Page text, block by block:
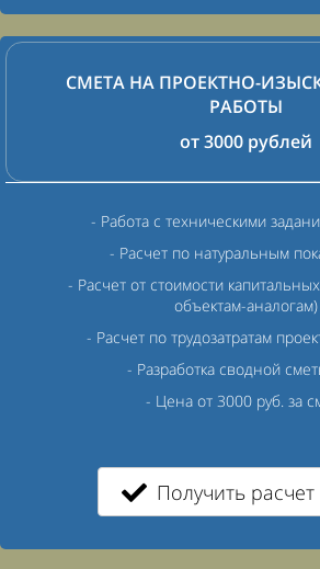
СМЕТА НА ПРОЕКТНО-
РАБОТЫ
от 3000 рублей
- Работа с техническими
- Расчет по натуральным
- Расчет от стоимости
объектам-аналогам)
- Расчет по трудозатратам
- Разработка сводной
- Цена от 3000 руб. за
Получить